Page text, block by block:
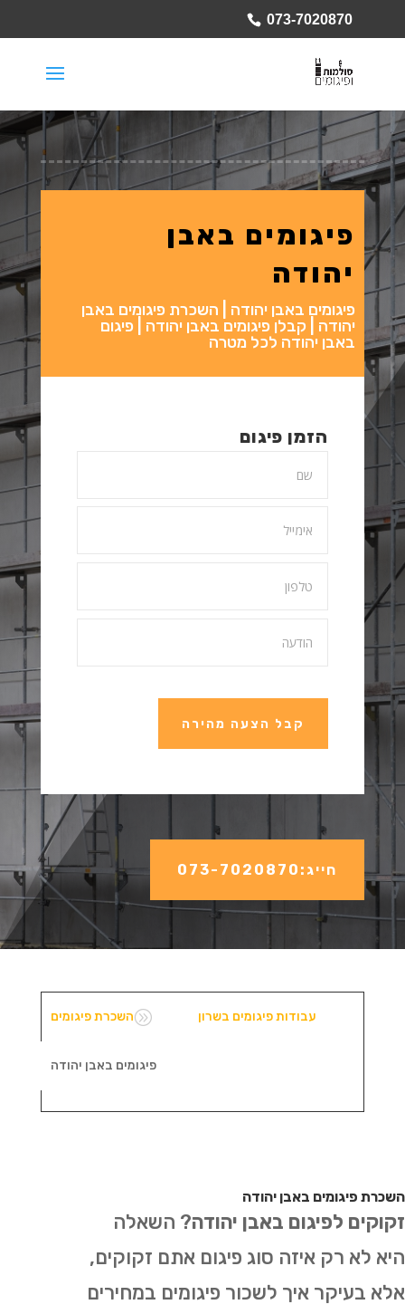
073-7020870
פיגומים באבן
יהודה
פיגומים באבן יהודה | השכרת פיגומים באבן
יהודה | קבלן פיגומים באבן יהודה | פיגום
באבן יהודה לכל מטרה
הזמן פיגום
קבל הצעה מהירה
חייג:073-7020870
Aהשכרת פיגומים עבודות פיגומים בשרון
פיגומים באבן יהודה
השכרת פיגומים באבן יהודה
זקוקים לפיגום באבן יהודה? השאלה
היא לא רק איזה סוג פיגום אתם זקוקים,
אלא בעיקר איך לשכור פיגומים במחירים